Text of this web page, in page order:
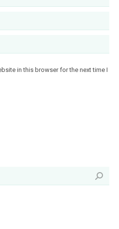
in this browser for the next time I